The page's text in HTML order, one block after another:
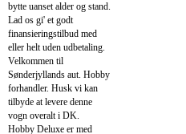
bytte uanset alder og stand.
Lad os gi' et godt
finansieringstilbud med
eller helt uden udbetaling.
Velkommen til
Sønderjyllands aut. Hobby
forhandler. Husk vi kan
tilbyde at levere denne
vogn overalt i DK.
Hobby Deluxe er med